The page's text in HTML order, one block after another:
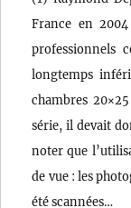
France en
professionnels
longtemps
chambres
série, il devait
noter que
de vue : les
été scannées…